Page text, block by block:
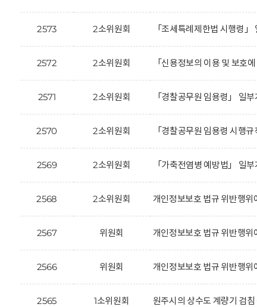
2573 2소위원회 「조세특례제한법 시행령
2572 2소위원회 「신용정보의 이용 및 보호
2571 2소위원회 「경찰공무원 임용령」 일
2570 2소위원회 「경찰공무원 임용령 시행
2569 2소위원회 「가축전염병 예방법」 일
2568 2소위원회 개인정보보호 법규 위반행
2567 위원회 개인정보보호 법규 위반행
2566 위원회 개인정보보호 법규 위반행
2565 1소위원회 원주시의 상수도 계량기 검